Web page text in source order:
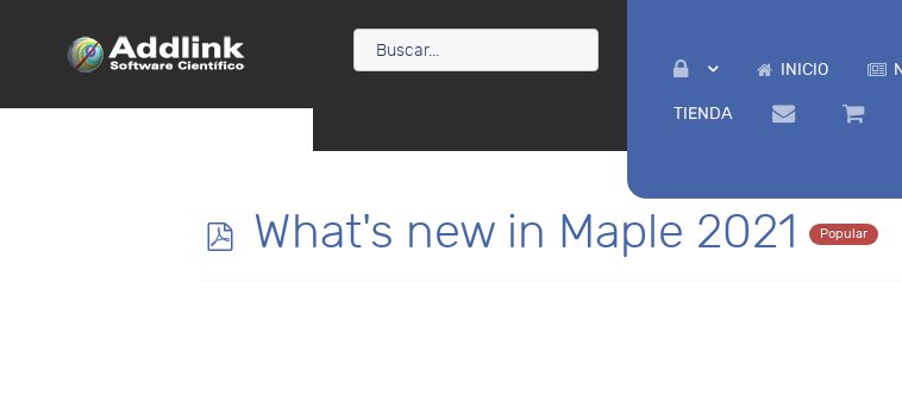
INICIO
TIENDA
p
What's new in Maple 2021 Popular